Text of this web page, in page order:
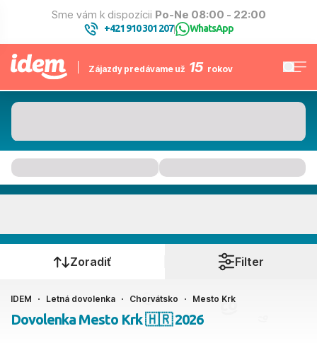
Sme vám k dispozícii Po-Ne 08:00 - 22:00
+421 910 301 207| WhatsApp
Zájazdy predávame už 15 rokov
Kedy cestujete?
Ako cestujete?
Zoradiť Filter
IDEM Letná dovolenka Chorvátsko Mesto Krk
Dovolenka Mesto Krk 🇭🇷 2026